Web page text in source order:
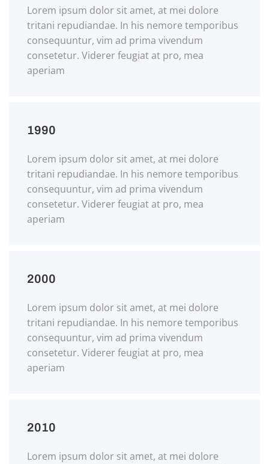
Lorem ipsum dolor sit amet, at mei dolore
tritani repudiandae. In his nemore temporibus
consequuntur, vim ad prima vivendum
consetetur. Viderer feugiat at pro, mea
aperiam
1990
Lorem ipsum dolor sit amet, at mei dolore
tritani repudiandae. In his nemore temporibus
consequuntur, vim ad prima vivendum
consetetur. Viderer feugiat at pro, mea
aperiam
2000
Lorem ipsum dolor sit amet, at mei dolore
tritani repudiandae. In his nemore temporibus
consequuntur, vim ad prima vivendum
consetetur. Viderer feugiat at pro, mea
aperiam
2010
Lorem ipsum dolor sit amet, at mei dolore